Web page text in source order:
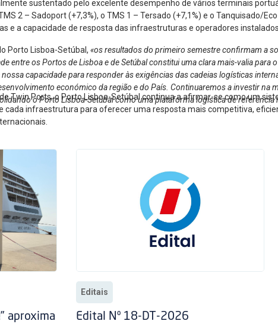
sustentado pelo excelente desempenho de vários terminais
2 – Sadoport (+7,3%), o TMS 1 – Tersado (+7,1%) e o Tanquisado/
e a capacidade de resposta das infraestruturas e operadores
Porto Lisboa-Setúbal, «os resultados do primeiro semestre confirmam a
entre os Portos de Lisboa e de Setúbal constitui uma clara mais-valia para
capacidade para responder às exigências das cadeias logísticas
económico da região e do País. Continuaremos a investir na
o Porto Lisboa-Setúbal como uma plataforma logística de referência
Twin Ports, o Porto Lisboa-Setúbal continua a afirmar-se como um
cada infraestrutura para oferecer uma resposta mais competitiva,
aproxima
Editais
Edital Nº 18-DT-2026